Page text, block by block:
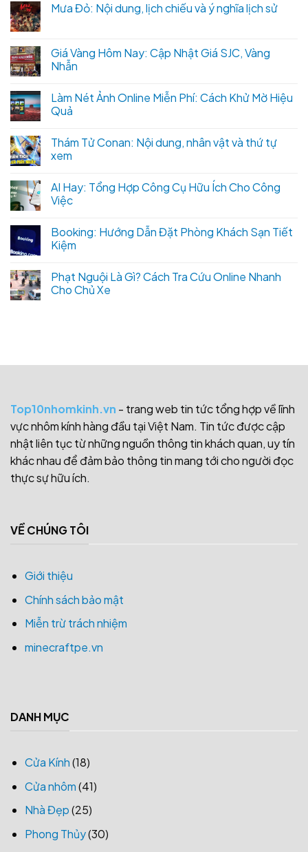
Mưa Đỏ: Nội dung, lịch chiếu và ý nghĩa lịch sử
Giá Vàng Hôm Nay: Cập Nhật Giá SJC, Vàng
Nhẫn
Làm Nét Ảnh Online Miễn Phí: Cách Khử Mờ Hiệu
Quả
Thám Tử Conan: Nội dung, nhân vật và thứ tự
xem
AI Hay: Tổng Hợp Công Cụ Hữu Ích Cho Công
Việc
Booking: Hướng Dẫn Đặt Phòng Khách Sạn Tiết
Kiệm
Phạt Nguội Là Gì? Cách Tra Cứu Online Nhanh
Cho Chủ Xe
Top10nhomkinh.vn - trang web tin tức tổng hợp về lĩnh
vực nhôm kính hàng đầu tại Việt Nam. Tin tức được cập
nhật liên tục từ những nguồn thông tin khách quan, uy tín
khác nhau để đảm bảo thông tin mang tới cho người đọc
thực sự hữu ích.
VỀ CHÚNG TÔI
Giới thiệu
Chính sách bảo mật
Miễn trừ trách nhiệm
minecraftpe.vn
DANH MỤC
Cửa Kính(18)
Cửa nhôm(41)
Nhà Đẹp(25)
Phong Thủy(30)